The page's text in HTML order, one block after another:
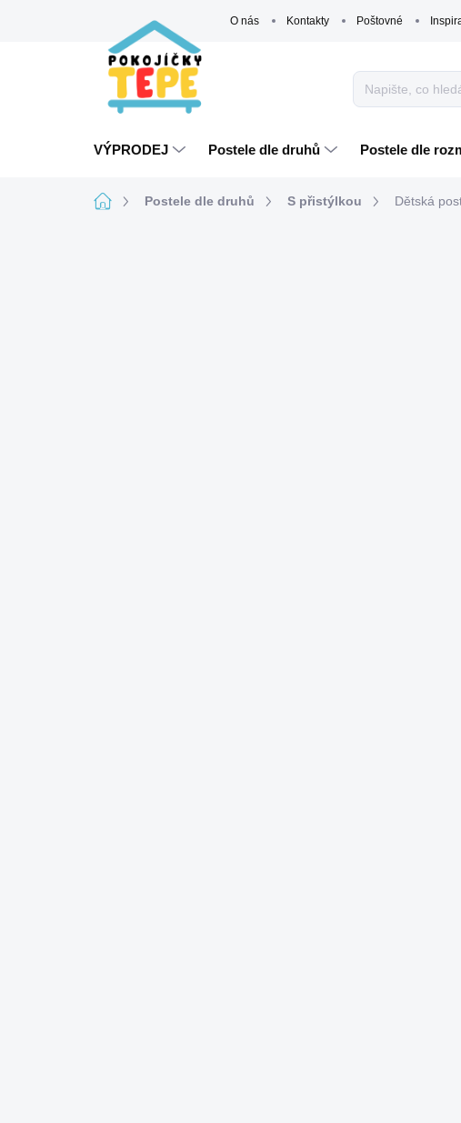
O nás Kontakty Poštovné
VÝPRODEJ Postele dle druhů Postele dle
DomůPostele dle druhů S přistýlkou Dětská